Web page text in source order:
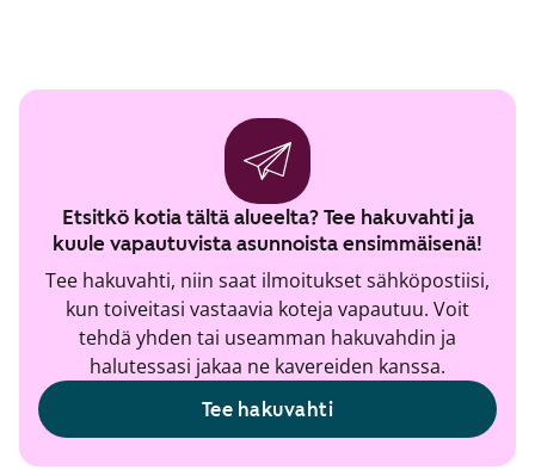
Etsitkö kotia tältä alueelta? Tee hakuvahti ja
kuule vapautuvista asunnoista ensimmäisenä!
Tee hakuvahti, niin saat ilmoitukset sähköpostiisi,
kun toiveitasi vastaavia koteja vapautuu. Voit
tehdä yhden tai useamman hakuvahdin ja
halutessasi jakaa ne kavereiden kanssa.
Tee hakuvahti